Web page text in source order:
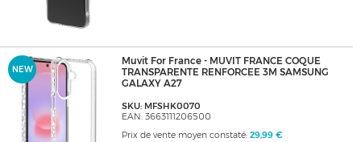
NEW
Muvit For France - MUVIT FRANCE COQUE
TRANSPARENTE RENFORCEE 3M SAMSUNG
GALAXY A27
SKU: MFSHK0070
EAN: 3663111206500
Prix de vente moyen constaté: 29,99 €